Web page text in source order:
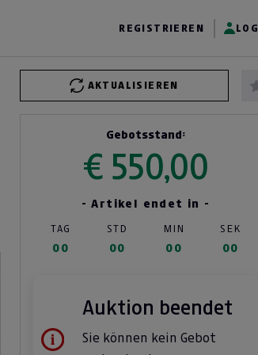
REGISTRIEREN
AKTUALISIEREN
Gebotsstand:
€ 550,00
- Artikel endet in -
TAG STD MIN SEK
00 00 00 00
Auktion beendet
Sie können kein Gebot